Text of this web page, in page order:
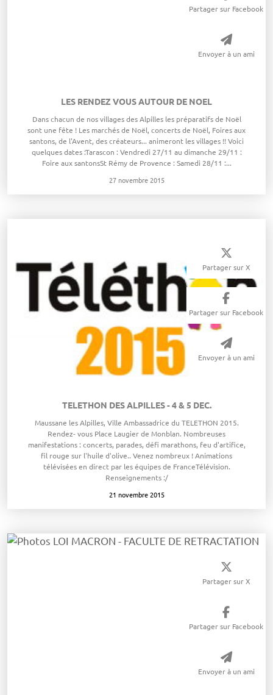
Partager sur Facebook
Envoyer à un ami
LES RENDEZ VOUS AUTOUR DE NOEL
​Dans chacun de nos villages des Alpilles les préparatifs de Noël
sont une fête ! Les marchés de Noël, concerts de Noël, Foires aux
santons, de l'Avent, des créateurs... animeront les villages !! Voici
quelques dates :Tarascon : Vendredi 27/11 au dimanche 29/11 :
Foire aux santonsSt Rémy de Provence : Samedi 28/11 :...
27 novembre 2015
Partager sur X
Partager sur Facebook
Envoyer à un ami
TELETHON DES ALPILLES - 4 & 5 DEC.
​Maussane les Alpilles, Ville Ambassadrice du TELETHON 2015.
Rendez- vous Place Laugier de Monblan. Nombreuses
manifestations : concerts, parades, défi marathons, feu d'artifice,
fil rouge sur l'huile d'olive.. Venez nombreux ! Animations
télévisées en direct par les équipes de FranceTélévision.
Renseignements :/
21 novembre 2015
Partager sur X
Partager sur Facebook
Envoyer à un ami